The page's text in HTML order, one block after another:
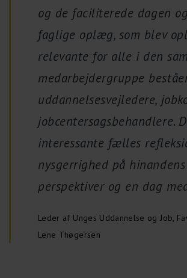
og de faciliterede dagen
faglige oplæg, som blev
relevante for alle i den
medarbejdergruppe
uddannelsesvejledere,
jobcentersagsbehandlere.
interessante fælles
nysgerrighed på
perspektiver og en dag
Leder af Unges Uddannelse og Job,
Lene Thøgersen